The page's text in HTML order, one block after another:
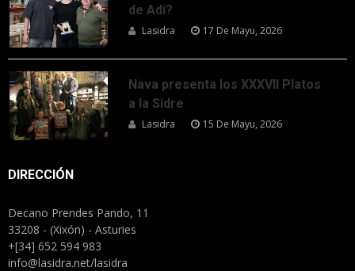
de Adi?
Lasidra 17 De Mayu, 2026
Nava presenta los XXXVII Platos
a la Sidre
Lasidra 15 De Mayu, 2026
DIRECCIÓN
Decano Prendes Pando, 11
33208 - (Xixón) - Asturies
+[34] 652 594 983
info@lasidra.net/lasidra